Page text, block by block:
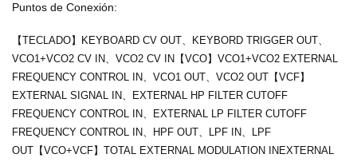
Puntos de Conexión:
【TECLADO】KEYBOARD CV OUT、KEYBORD TRIGGER OUT、
VCO1+VCO2 CV IN、VCO2 CV IN【VCO】VCO1+VCO2 EXTERNAL
FREQUENCY CONTROL IN、VCO1 OUT、VCO2 OUT【VCF】
EXTERNAL SIGNAL IN、EXTERNAL HP FILTER CUTOFF
FREQUENCY CONTROL IN、EXTERNAL LP FILTER CUTOFF
FREQUENCY CONTROL IN、HPF OUT、LPF IN、LPF
OUT【VCO+VCF】TOTAL EXTERNAL MODULATION IN EXTERNAL